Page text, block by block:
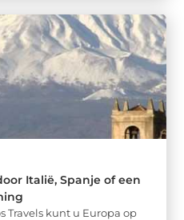
Italië, Spanje of een
Travels kunt u Europa op